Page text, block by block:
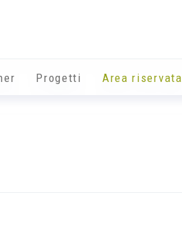
Progetti Area riservata